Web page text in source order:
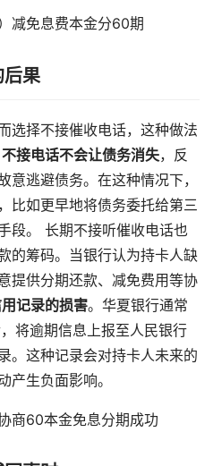
减免息费本金分60期
后果
选择不接催收电话，这种做法
​不接电话不会让债务消失​​，反
意逃避债务。在这种情况下，
比如更早地将债务委托给第三
段。 长期不接听催收电话也
的筹码。当银行认为持卡人缺
提供分期还款、减免费用等协
记录的损害​​。华夏银行通常
将逾期信息上报至人民银行
。这种记录会对持卡人未来的
产生负面影响。
商60本金免息分期成功